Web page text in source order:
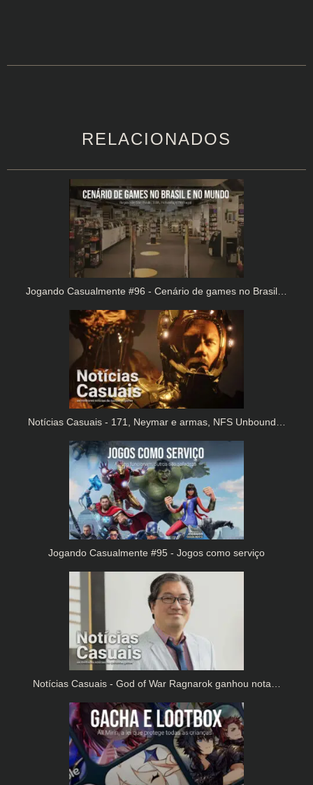
RELACIONADOS
Jogando Casualmente #96 - Cenário de games no Brasil…
Notícias Casuais - 171, Neymar e armas, NFS Unbound…
Jogando Casualmente #95 - Jogos como serviço
Notícias Casuais - God of War Ragnarok ganhou nota…